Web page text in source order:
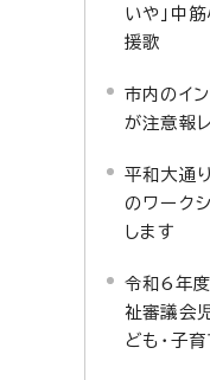
いや」中
援歌
市内のイ
が注意報
平和大通
のワーク
します
令和6年
祉審議会
ども・子